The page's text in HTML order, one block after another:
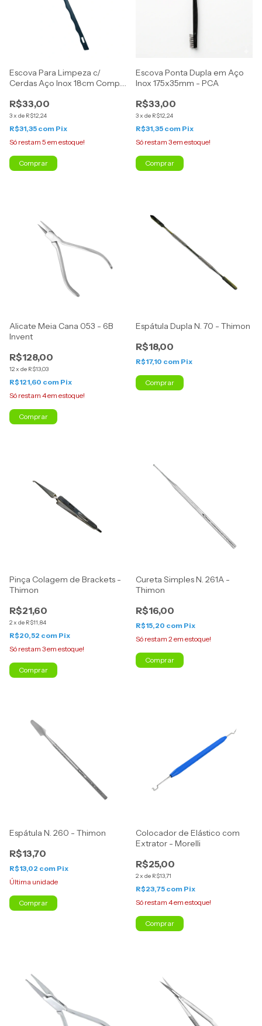
Escova Para Limpeza c/
Cerdas Aço Inox 18cm Comp.
R$33,00
3x de R$12,24
R$31,35 com Pix
Só restam 5 em estoque!
Escova Ponta Dupla em Aço
Inox 175x35mm - PCA
R$33,00
3x de R$12,24
R$31,35 com Pix
Só restam 3em estoque!
Alicate Meia Cana 053 - 6B
Invent
R$128,00
12x de R$13,03
R$121,60 com Pix
Só restam 4em estoque!
Espátula Dupla N. 70 - Thimon
R$18,00
R$17,10 com Pix
Pinça Colagem de Brackets -
Thimon
R$21,60
2x de R$11,84
R$20,52 com Pix
Só restam 3em estoque!
Cureta Simples N. 261A -
Thimon
R$16,00
R$15,20 com Pix
Só restam 2em estoque!
Espátula N. 260 - Thimon
R$13,70
R$13,02 com Pix
Última unidade
Colocador de Elástico com
Extrator - Morelli
R$25,00
2x de R$13,71
R$23,75 com Pix
Só restam 4em estoque!